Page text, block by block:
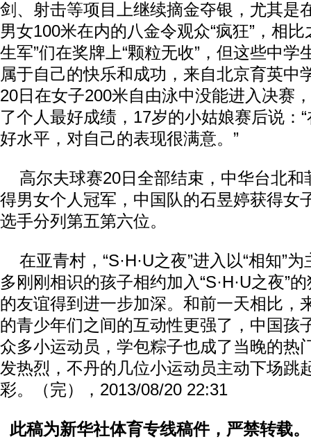
剑、射击等项目上继续摘金夺银，尤其是
男女100米在内的八金令观众“疯狂”，相
生军”们在奖牌上“颗粒无收”，但这些中学
属于自己的快乐和成功，来自北京育英中
20日在女子200米自由泳中没能进入决赛
了个人最好成绩，17岁的小姑娘赛后说：
好水平，对自己的表现很满意。”
高尔夫球赛20日全部结束，中华台北和
得男女个人冠军，中国队的石昱婷获得女
选手分列第五第六位。
在亚青村，“S·H·U之夜”进入以“相知”为
多刚刚相识的孩子相约加入“S·H·U之夜”
的友谊得到进一步加深。和前一天相比，
的青少年们之间的互动性更强了，中国孩
众多小运动员，学包粽子也成了当晚的热
发热烈，不丹的几位小运动员主动下场跳
彩。（完），2013/08/20 22:31
此稿为新华社体育专线稿件，严禁转载。